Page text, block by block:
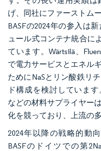
げ、同社にファーストム
BASFの2024年の参入は
ュール式コンテナ統合に
ています。Wärtsilä、
で電力サービスとエネル
ためにNaSとリン酸鉄リ
ド構成を検討しています
などの材料サプライヤー
化を競っており、上流の
2024年以降の戦略的動
BASFのドイツでの第